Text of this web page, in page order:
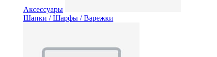
Аксессуары
Шапки / Шарфы / Варежки